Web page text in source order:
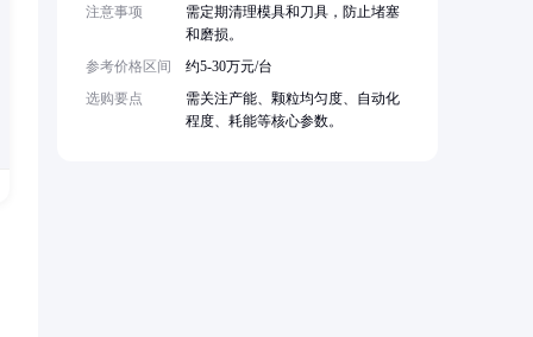
注意事项
需定期清理模具和刀具，防止堵塞
和磨损。
参考价格区间
约5-30万元/台
选购要点
需关注产能、颗粒均匀度、自动化
程度、耗能等核心参数。